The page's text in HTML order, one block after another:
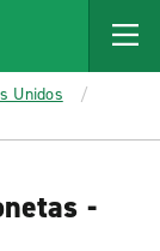
Unidos
-